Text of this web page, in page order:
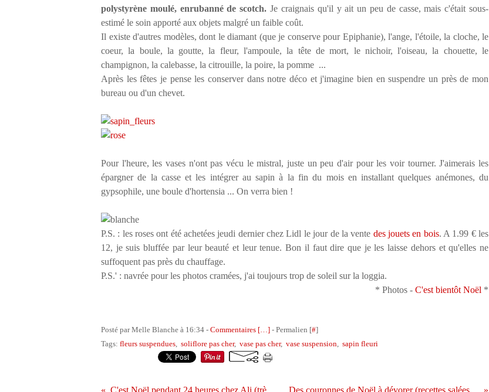
polystyrène moulé, enrubanné de scotch. Je craignais qu'il y ait un peu de casse, mais c'était sous-
estimé le soin apporté aux objets malgré un faible coût.
Il existe d'autres modèles, dont le diamant (que je conserve pour Epiphanie), l'ange, l'étoile, la cloche, le
coeur, la boule, la goutte, la fleur, l'ampoule, la tête de mort, le nichoir, l'oiseau, la chouette, le
champignon, la calebasse, la citrouille, la poire, la pomme ...
Après les fêtes je pense les conserver dans notre déco et j'imagine bien en suspendre un près de mon
bureau ou d'un chevet.
Pour l'heure, les vases n'ont pas vécu le mistral, juste un peu d'air pour les voir tourner. J'aimerais les
épargner de la casse et les intégrer au sapin à la fin du mois en installant quelques anémones, du
gypsophile, une boule d'hortensia ... On verra bien !
P.S. : les roses ont été achetées jeudi dernier chez Lidl le jour de la vente des jouets en bois. A 1.99 € les
12, je suis bluffée par leur beauté et leur tenue. Bon il faut dire que je les laisse dehors et qu'elles ne
suffoquent pas près du chauffage.
P.S.' : navrée pour les photos cramées, j'ai toujours trop de soleil sur la loggia.
* Photos - C'est bientôt Noël *
Posté par Melle Blanche à 16:34 - Commentaires […] - Permalien [#]
Tags: fleurs suspendues, soliflore pas cher, vase pas cher, vase suspension, sapin fleuri
Des couronnes de Noël à dévorer (recettes salées et sucrées)